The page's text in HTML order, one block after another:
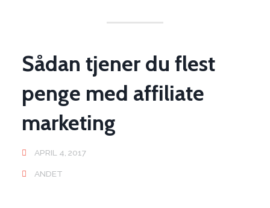
Sådan tjener du flest
penge med affiliate
marketing
APRIL 4, 2017
ANDET